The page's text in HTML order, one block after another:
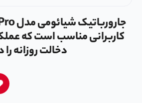
کاربرانی مناسب است که
دخالت روزانه